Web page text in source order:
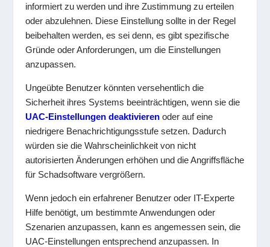
informiert zu werden und ihre Zustimmung zu erteilen
oder abzulehnen. Diese Einstellung sollte in der Regel
beibehalten werden, es sei denn, es gibt spezifische
Gründe oder Anforderungen, um die Einstellungen
anzupassen.
Ungeübte Benutzer könnten versehentlich die
Sicherheit ihres Systems beeinträchtigen, wenn sie die
UAC-Einstellungen deaktivieren oder auf eine
niedrigere Benachrichtigungsstufe setzen. Dadurch
würden sie die Wahrscheinlichkeit von nicht
autorisierten Änderungen erhöhen und die Angriffsfläche
für Schadsoftware vergrößern.
Wenn jedoch ein erfahrener Benutzer oder IT-Experte
Hilfe benötigt, um bestimmte Anwendungen oder
Szenarien anzupassen, kann es angemessen sein, die
UAC-Einstellungen entsprechend anzupassen. In